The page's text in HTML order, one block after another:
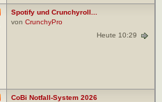
Spotify und Crunchyroll...
von CrunchyPro
Heute 10:29
CoBi Notfall-System 2026